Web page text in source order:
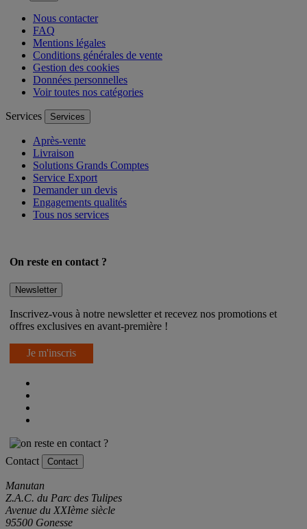
Nous contacter
FAQ
Mentions légales
Conditions générales de vente
Gestion des cookies
Données personnelles
Voir toutes nos catégories
Services Services
Après-vente
Livraison
Solutions Grands Comptes
Service Export
Demander un devis
Engagements qualités
Tous nos services
On reste en contact ?
Newsletter
Inscrivez-vous à notre newsletter et recevez nos promotions et
offres exclusives en avant-première !
Je m'inscris
Contact Contact
Manutan
Z.A.C. du Parc des Tulipes
Avenue du XXIème siècle
95500 Gonesse